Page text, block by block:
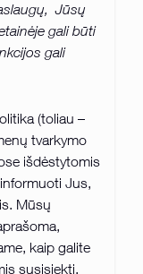
Jūsų
gali būti
gali
(toliau –
tvarkymo
išdėstytomis
Jus,
Mūsų
kaip galite
susisiekti.